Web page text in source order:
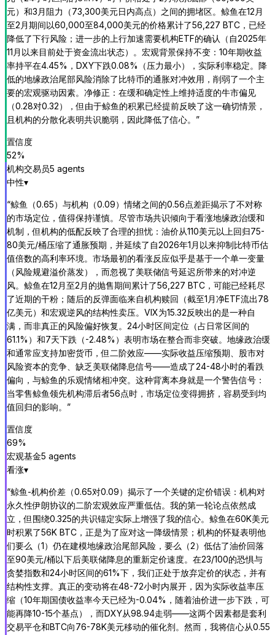
元）和3月阻力（73,300美元日内高点）之间的拥堵区。鲸鱼在12月
至2月期间以60,000至84,000美元的价格累计了56,227 BTC，已经
降低了下行风险；进一步的上行加速需要机构ETF的确认（自2025年
11月以来目前处于资金流出状态）。宏观背景保持不变：10年期收益
率持平在4.45%，DXY下跌0.08%（压力最小），实际利率稳定。降
低的地缘政治尾部风险消除了比特币的通胀对冲效用，削弱了一个主
要的宏观驱动因素。净修正：在缓和确定性上维持适度的牛市偏见
（0.28对0.32），但由于鲸鱼的积累已经提前反映了这一确切情景，
且机构的分散化表明共识脆弱，因此降低了信心。 ”
置信度
52%
机构交易员5 agents
中性▾
“鲸鱼（0.65）与机构（0.09）情绪之间的0.56点差距揭示了不对称
的市场定位，值得保持谨慎。尽管市场共识倾向于看涨地缘政治缓和
机制，但机构的低配反映了合理的担忧：油价从110美元以上回归75-
80美元/桶压缩了通胀预期，并延续了自2026年1月以来抑制比特币估
值倍数的高利率环境。市场最初的看涨反应似乎是基于一个单一变量
（风险规避溢价蒸发），而忽视了美联储信号延迟所带来的对冲逆
风。鲸鱼在12月至2月的抛售期间累计了56,227 BTC，可能已经耗尽
了近期的干粉；随后的反弹面临来自机构赎回（截至1月净ETF流出78
亿美元）和宏观逆风的结构性卖压。VIX为15.32反映出的是一种自
满，而非真正的风险偏好恢复。24小时区间定位（占日常区间的
61.1%）和7天下跌（-2.48%）表明市场在整合而非突破。地缘政治缓
和通常应支持加密货币，但二阶效应——实际收益压缩预期、股市对
风险资本的竞争、缺乏美联储降息信号——造成了24-48小时的看跌
偏向，与鲸鱼的乐观情绪相冲突。这种背离本身就是一个警告信号：
当零售鲸鱼领先机构滞后者56点时，市场定位变得拥挤，容易受到均
值回归的影响。 ”
置信度
69%
宏观基金5 agents
看涨▾
“鲸鱼-机构价差（0.65对0.09）揭示了一个关键的定价错误：机构对
永久性伊朗协议的二阶宏观效应严重低估。我的第一轮论点依然成
立，但围绕0.325的共识锚定实际上增强了我的信心。鲸鱼在60K美元
时积累了56K BTC，正是为了应对这一降级情景；机构的怀疑表明他
们要么（1）仍在建模地缘政治尾部风险，要么（2）低估了油价回落
至90美元/桶以下后美联储降息的重新定价速度。在23/100的恐惧与
贪婪指数和24小时区间的61%下，我们正处于放弃定价的状态，并有
结构性支撑。真正的变动将在48-72小时内展开，因为实际收益率压
缩（10年期国债收益率今天已经为-0.04%，随着油价进一步下跌，可
能再降10-15个基点），而DXY从98.94走弱——这两个因素都是套利
交易平仓和BTC向76-78K美元移动的催化剂。然而，我将信心从0.55